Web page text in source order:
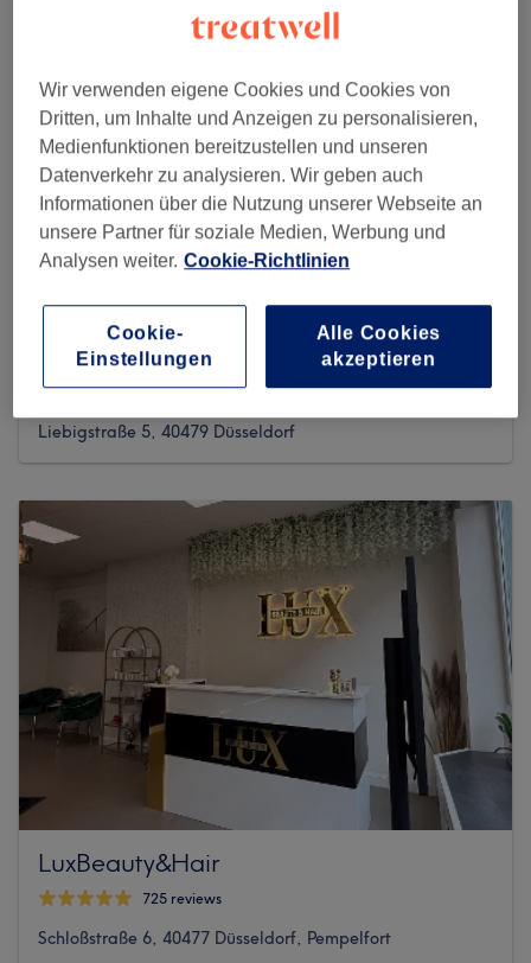
Yuliia Kosmetikerin
5 reviews
Liebigstraße 5, 40479 Düsseldorf
LuxBeauty&Hair
725 reviews
Schloßstraße 6, 40477 Düsseldorf, Pempelfort
Wir verwenden eigene Cookies und Cookies von
Dritten, um Inhalte und Anzeigen zu personalisieren,
Medienfunktionen bereitzustellen und unseren
Datenverkehr zu analysieren. Wir geben auch
Informationen über die Nutzung unserer Webseite an
unsere Partner für soziale Medien, Werbung und
Analysen weiter. Cookie-Richtlinien
Cookie-
Einstellungen
Alle Cookies
akzeptieren